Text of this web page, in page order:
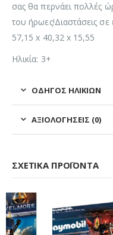
σας θα περνάει πολλές
του ήρωες!Διαστάσεις
57,15 x 40,32 x 15,55
Ηλικία: 3+
ΟΔΗΓΌΣ ΗΛΙΚΙΏΝ
ΑΞΙΟΛΟΓΉΣΕΙΣ (0)
ΣΧΕΤΙΚΆ ΠΡΟΪΌΝΤΑ